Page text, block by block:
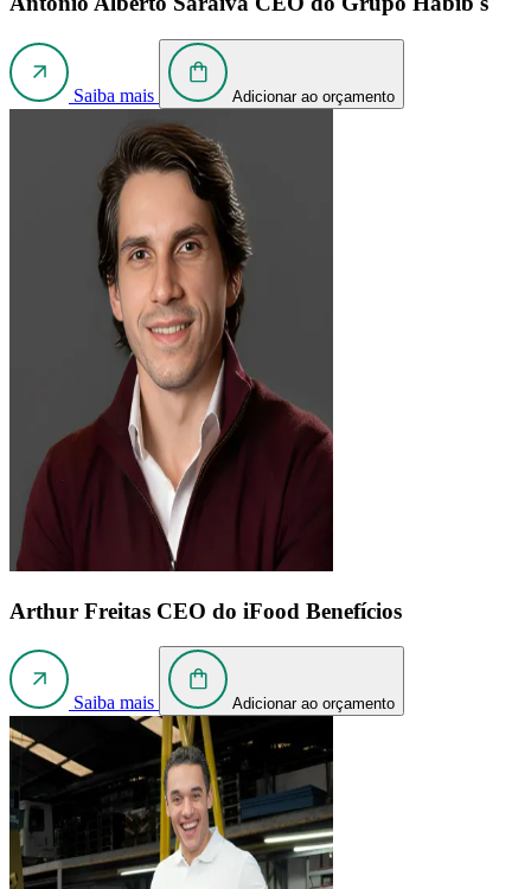
Saiba mais Adicionar ao orçamento
Arthur Freitas CEO do iFood Benefícios
Saiba mais Adicionar ao orçamento